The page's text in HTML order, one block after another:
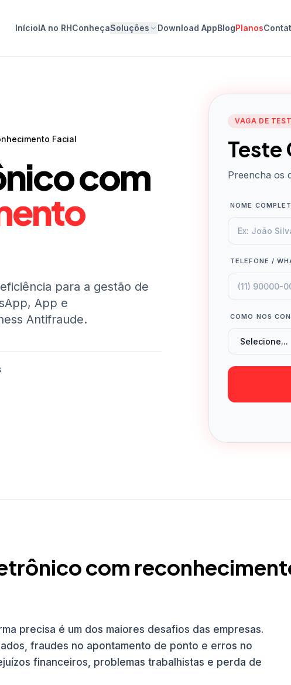
InícioIA no RHConheçaSoluções Download AppBlogPlanos
Facial
com
para a gestão de
App e
Antifraude.
VAGA DE
Teste
Preencha os
NOME
TELEFONE /
COMO NOS
com
precisa é um dos maiores desafios das empresas.
fraudes no apontamento de ponto e erros no
financeiros, problemas trabalhistas e perda de